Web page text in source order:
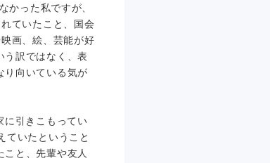
かった私ですが、
ていたこと、国会
画、絵、芸能が好
う訳ではなく、表
り向いている気が
に引きこもってい
ていたということ
と、先輩や友人